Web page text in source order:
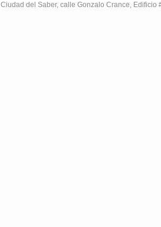
Ciudad del Saber, calle Gonzalo Crance,